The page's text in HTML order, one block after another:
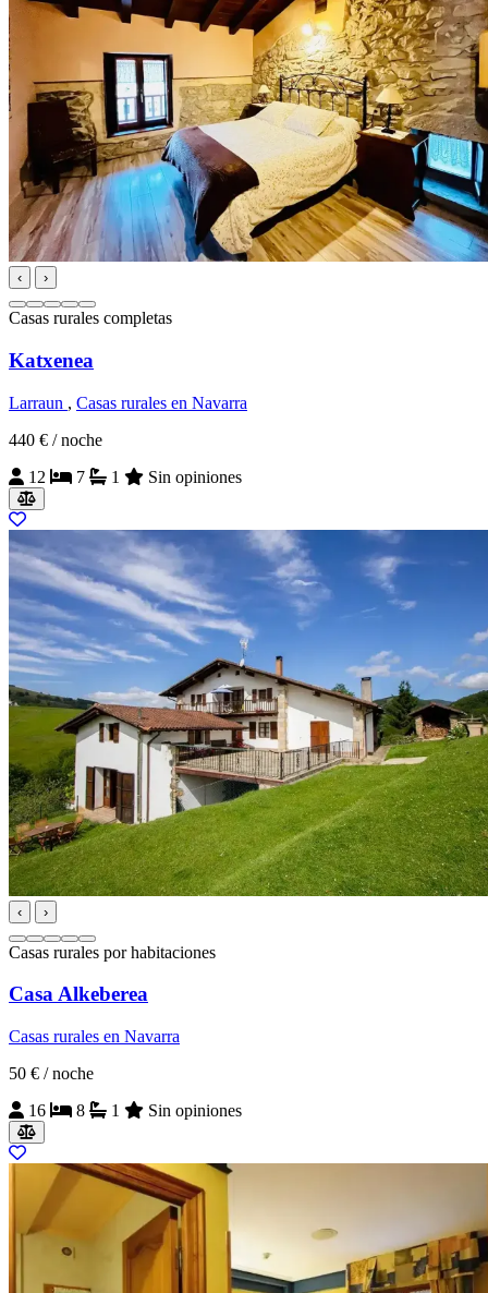
‹ ›
Casas rurales completas
Katxenea
Larraun , Casas rurales en Navarra
440 € / noche
12
7 1 Sin opiniones
‹ ›
Casas rurales por habitaciones
Casa Alkeberea
Casas rurales en Navarra
50 € / noche
16
8 1 Sin opiniones